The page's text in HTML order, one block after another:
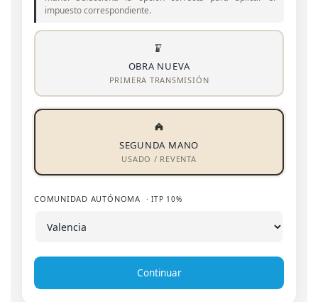
impuesto correspondiente.
OBRA NUEVA
PRIMERA TRANSMISIÓN
SEGUNDA MANO
USADO / REVENTA
COMUNIDAD AUTÓNOMA · ITP 10%
Continuar